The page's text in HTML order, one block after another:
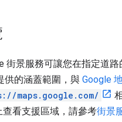
街景服務可讓您在指定道
供的涵蓋範圍，與 Google
maps.google.com/
查看支援區域，請參考街景